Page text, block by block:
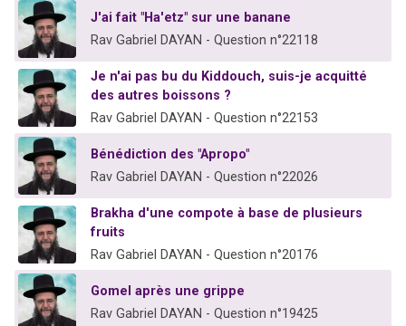
J'ai fait "Ha'etz" sur une banane
Rav Gabriel DAYAN - Question n°22118
Je n'ai pas bu du Kiddouch, suis-je acquitté
des autres boissons ?
Rav Gabriel DAYAN - Question n°22153
Bénédiction des "Apropo"
Rav Gabriel DAYAN - Question n°22026
Brakha d'une compote à base de plusieurs
fruits
Rav Gabriel DAYAN - Question n°20176
Gomel après une grippe
Rav Gabriel DAYAN - Question n°19425